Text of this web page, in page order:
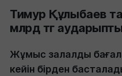
Тимур Құлыбаев
млрд тг
Жұмыс залалды
кейін бірден